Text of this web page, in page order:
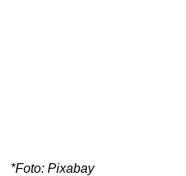
*Foto: Pixabay